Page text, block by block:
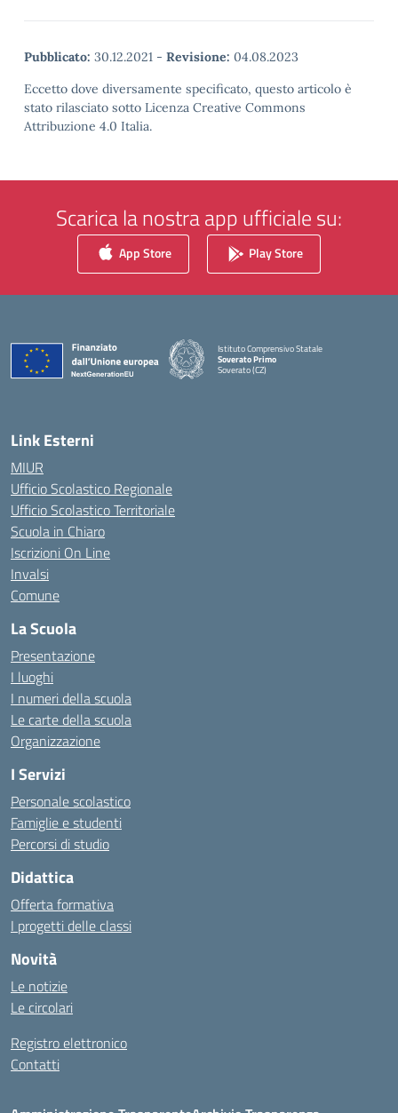
Pubblicato: 30.12.2021 - Revisione: 04.08.2023
Eccetto dove diversamente specificato, questo articolo è
stato rilasciato sotto Licenza Creative Commons
Attribuzione 4.0 Italia.
Scarica la nostra app ufficiale su:
App Store Play Store
Istituto Comprensivo Statale
Soverato Primo
Soverato (CZ)
Link Esterni
MIUR
Ufficio Scolastico Regionale
Ufficio Scolastico Territoriale
Scuola in Chiaro
Iscrizioni On Line
Invalsi
Comune
La Scuola
Presentazione
I luoghi
I numeri della scuola
Le carte della scuola
Organizzazione
I Servizi
Personale scolastico
Famiglie e studenti
Percorsi di studio
Didattica
Offerta formativa
I progetti delle classi
Novità
Le notizie
Le circolari
Registro elettronico
Contatti